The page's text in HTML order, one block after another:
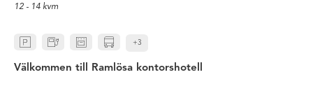
12 - 14 kvm
+3
Välkommen till Ramlösa kontorshotell